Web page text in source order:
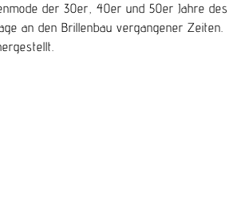
der 30er, 40er und 50er Jahre
an den Brillenbau vergangener Zeiten.